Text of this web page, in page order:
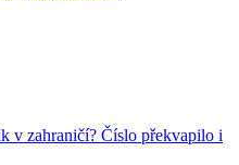
v zahraničí? Číslo překvapilo i